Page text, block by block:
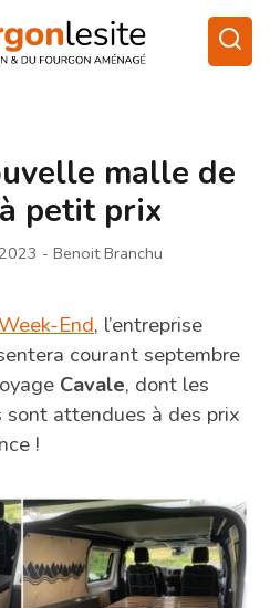
malle de
petit prix
- Benoit Branchu
End, l’entreprise
courant septembre
Cavale, dont les
sont attendues à des prix
!